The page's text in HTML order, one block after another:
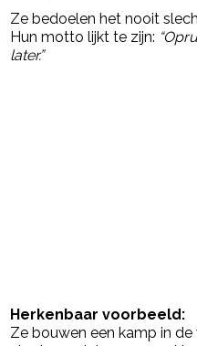
Ze bedoelen het nooit
Hun motto lijkt te zijn:
later.”
Herkenbaar voorbeeld:
Ze bouwen een kamp in